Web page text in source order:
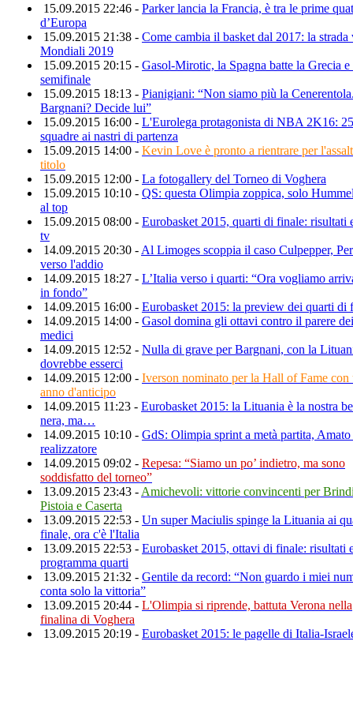
15.09.2015 22:46 - Parker lancia la Francia, è tra le prime
d’Europa
15.09.2015 21:38 - Come cambia il basket dal 2017: la strada
Mondiali 2019
15.09.2015 20:15 - Gasol-Mirotic, la Spagna batte la Grecia
semifinale
15.09.2015 18:13 - Pianigiani: “Non siamo più la
Bargnani? Decide lui”
15.09.2015 16:00 - L'Eurolega protagonista di NBA 2K16:
squadre ai nastri di partenza
15.09.2015 14:00 - Kevin Love è pronto a rientrare per
titolo
15.09.2015 12:00 - La fotogallery del Torneo di Voghera
15.09.2015 10:10 - QS: questa Olimpia zoppica, solo
al top
15.09.2015 08:00 - Eurobasket 2015, quarti di finale: risultati
tv
14.09.2015 20:30 - Al Limoges scoppia il caso Culpepper,
verso l'addio
14.09.2015 18:27 - L’Italia verso i quarti: “Ora vogliamo
in fondo”
14.09.2015 16:00 - Eurobasket 2015: la preview dei quarti di
14.09.2015 14:00 - Gasol domina gli ottavi contro il parere dei
medici
14.09.2015 12:52 - Nulla di grave per Bargnani, con la
dovrebbe esserci
14.09.2015 12:00 - Iverson nominato per la Hall of Fame con
anno d'anticipo
14.09.2015 11:23 - Eurobasket 2015: la Lituania è la nostra
nera, ma…
14.09.2015 10:10 - GdS: Olimpia sprint a metà partita,
realizzatore
14.09.2015 09:02 - Repesa: “Siamo un po’ indietro, ma sono
soddisfatto del torneo”
13.09.2015 23:43 - Amichevoli: vittorie convincenti per
Pistoia e Caserta
13.09.2015 22:53 - Un super Maciulis spinge la Lituania ai
finale, ora c'è l'Italia
13.09.2015 22:53 - Eurobasket 2015, ottavi di finale: risultati
programma quarti
13.09.2015 21:32 - Gentile da record: “Non guardo i miei
conta solo la vittoria”
13.09.2015 20:44 - L'Olimpia si riprende, battuta Verona nella
finalina di Voghera
13.09.2015 20:19 - Eurobasket 2015: le pagelle di Italia-